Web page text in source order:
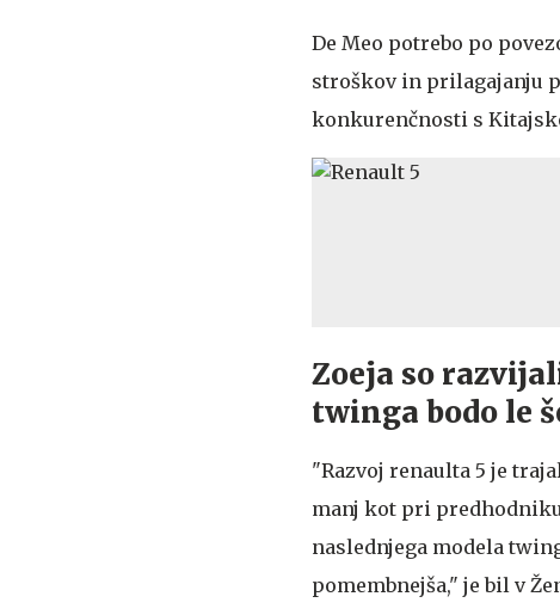
De Meo potrebo po
stroškov in prilagajanju
konkurenčnosti s
Zoeja so
twinga bodo le
"Razvoj renaulta 5 je
manj kot pri predhodniku
naslednjega modela
pomembnejša," je bil v